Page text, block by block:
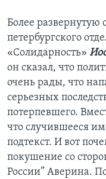
Более развернутую
петербургского
«Солидарность»
он сказал, что
очень рады, что
серьезных
потерпевшего.
что случившееся
подтекст. И вот
покушение со
России” Аверина.